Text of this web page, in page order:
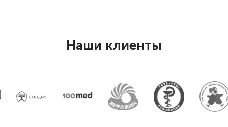
Наши клиенты